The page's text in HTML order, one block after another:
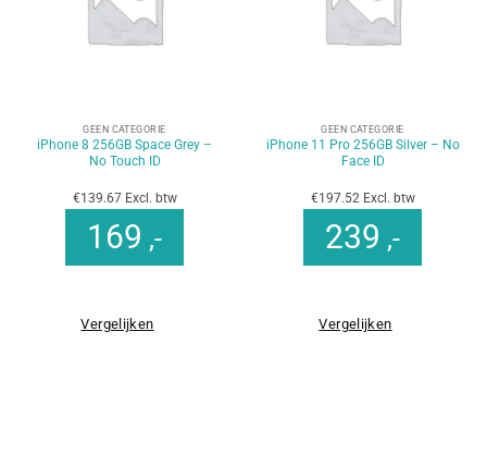
GEEN CATEGORIE
iPhone 8 256GB Space Grey –
No Touch ID
€139.67 Excl. btw
169 ,-
Vergelijken
GEEN CATEGORIE
iPhone 11 Pro 256GB Silver – No
Face ID
€197.52 Excl. btw
239 ,-
Vergelijken